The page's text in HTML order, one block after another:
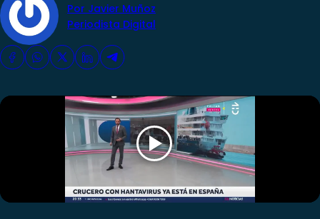
Por Javier Muñoz
Periodista Digital
Programas
Contigo en Directo
Plan Perfecto
El Tiempo
Todos Los Programas